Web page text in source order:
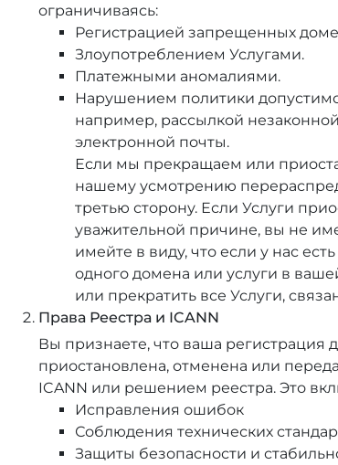
ограничиваясь:
Регистрацией запрещенных
Злоупотреблением Услугами.
Платежными аномалиями.
Нарушением политики
например, рассылкой
электронной почты.
Если мы прекращаем или
нашему усмотрению
третью сторону. Если Услуги
уважительной причине, вы не
имейте в виду, что если у нас
одного домена или услуги в
или прекратить все Услуги,
Права Реестра и ICANN
Вы признаете, что ваша
приостановлена, отменена или
ICANN или решением реестра. Это
Исправления ошибок
Соблюдения технических
Защиты безопасности и